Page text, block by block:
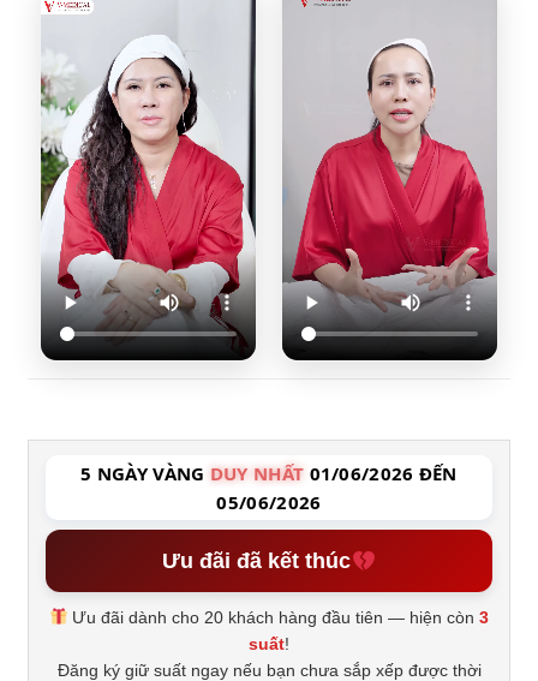
5 NGÀY VÀNG DUY NHẤT 01/06/2026 ĐẾN
05/06/2026
Ưu đãi đã kết thúc
Ưu đãi dành cho 20 khách hàng đầu tiên — hiện còn3
suất!
Đăng ký giữ suất ngay nếu bạn chưa sắp xếp được thời